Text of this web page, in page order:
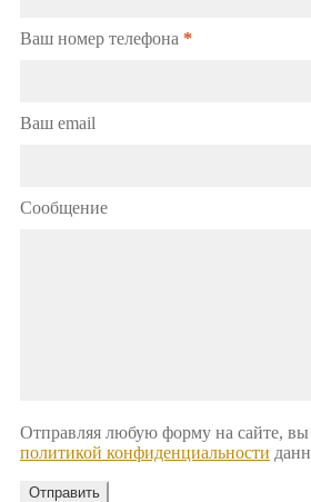
Ваш номер телефона *
Ваш email
Сообщение
Отправляя любую форму на сайте, вы
политикой конфиденциальности